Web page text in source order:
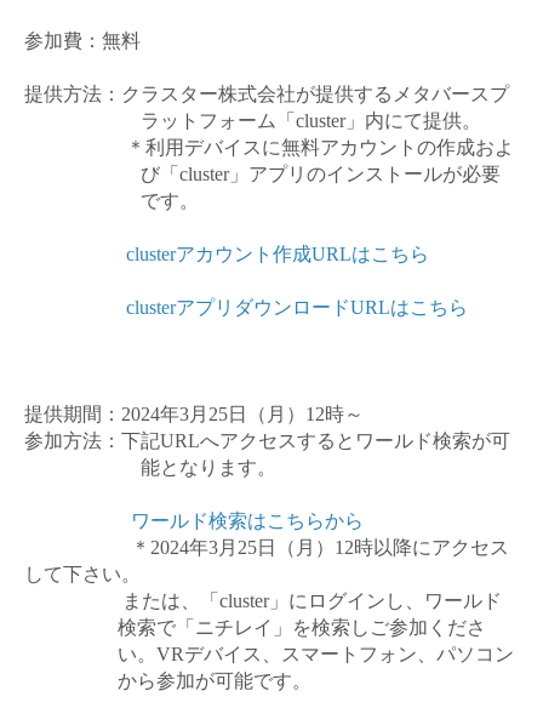
参加費：無料
提供方法：クラスター株式会社が提供するメタバースプ
ラットフォーム「 cluster」内にて提供。
＊利用デバイスに無料アカウントの作成およ
び「 cluster」アプリのインストールが必要
です。
clusterアカウント作成URLはこちら
clusterアプリダウンロードURLはこちら
提供期間： 2024年3月 25日（月） 12時～
参加方法：下記URLへアクセスするとワールド検索が可
能となります。
ワールド検索はこちらから
＊ 2024年3月 25日（月） 12時以降にアクセス
して下さい。
または、「 cluster」にログインし、ワールド
検索で「ニチレイ」を検索しご参加くださ
い。 VRデバイス、スマートフォン、パソコン
から参加が可能です。